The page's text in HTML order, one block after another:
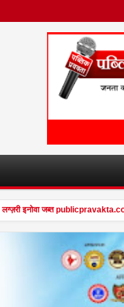
इनोवा जब्त publicpravakta.com